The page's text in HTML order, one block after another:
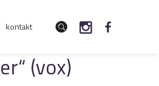
kontakt
(vox)